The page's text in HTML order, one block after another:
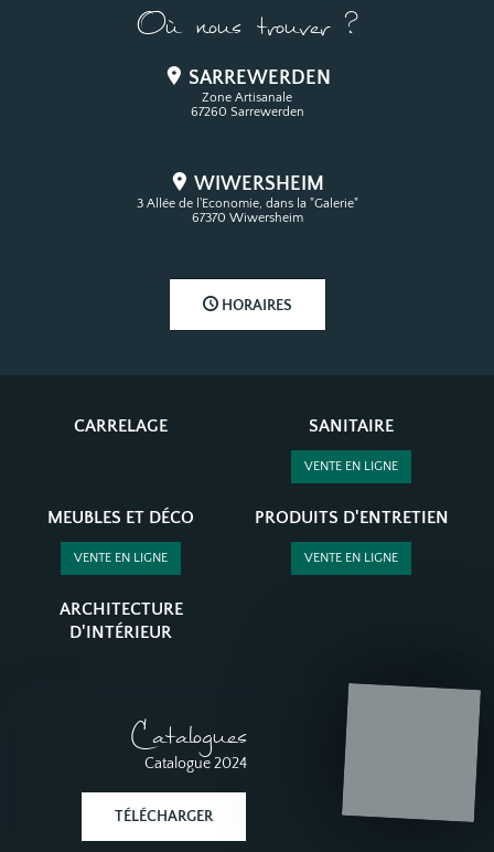
Où nous trouver ?
SARREWERDEN
Zone Artisanale
67260 Sarrewerden
WIWERSHEIM
3 Allée de l'Economie, dans la "Galerie"
67370 Wiwersheim
HORAIRES
CARRELAGE SANITAIRE
VENTE EN LIGNE
MEUBLES ET DÉCO
VENTE EN LIGNE
PRODUITS D'ENTRETIEN
VENTE EN LIGNE
ARCHITECTURE
D'INTÉRIEUR
Catalogues
Catalogue 2024
TÉLÉCHARGER